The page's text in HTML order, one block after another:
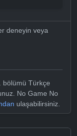
deneyin veya
bölümü Türkçe
No Game No
ulaşabilirsiniz.